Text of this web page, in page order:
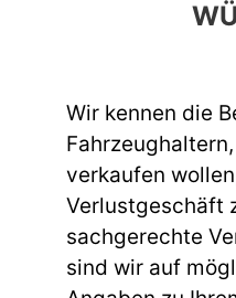
Wir kennen die
verkaufen
Verlustgeschäft
sachgerechte
sind wir auf